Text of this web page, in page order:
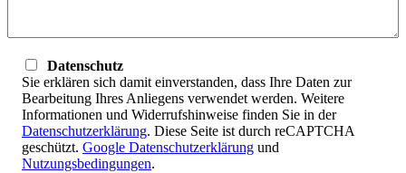
Datenschutz
Sie erklären sich damit einverstanden, dass Ihre Daten zur
Bearbeitung Ihres Anliegens verwendet werden. Weitere
Informationen und Widerrufshinweise finden Sie in der
Datenschutzerklärung. Diese Seite ist durch reCAPTCHA
geschützt. Google Datenschutzerklärung und
Nutzungsbedingungen.